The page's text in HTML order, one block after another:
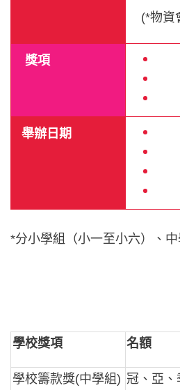
(*物資
獎項
舉辦日期
*分小學組（小一至小六）、
學校獎項 名額
學校籌款獎(中學組) 冠、亞、